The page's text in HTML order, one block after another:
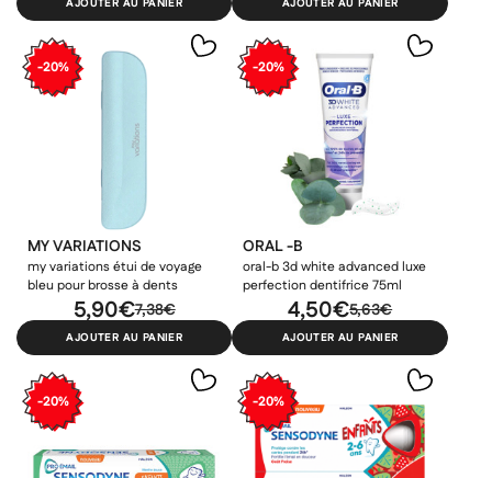
-20%
MY VARIATIONS
my variations étui de voyage
bleu pour brosse à dents
7,38€
5,90€
AJOUTER AU PANIER
-20%
ORAL -B
oral-b 3d white advanced luxe
perfection dentifrice 75ml
5,63€
4,50€
AJOUTER AU PANIER
-20% -20%